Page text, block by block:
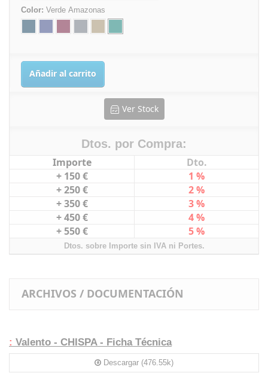
Color: Verde Amazonas
Añadir al carrito
Ver Stock
Dtos. por Compra:
Importe
Dto.
+ 150 €
1 %
+ 250 €
2 %
+ 350 €
3 %
+ 450 €
4 %
+ 550 €
5 %
Dtos. sobre Importe sin IVA ni Portes.
ARCHIVOS / DOCUMENTACIÓN
: Valento - CHISPA - Ficha Técnica
Descargar (476.55k)